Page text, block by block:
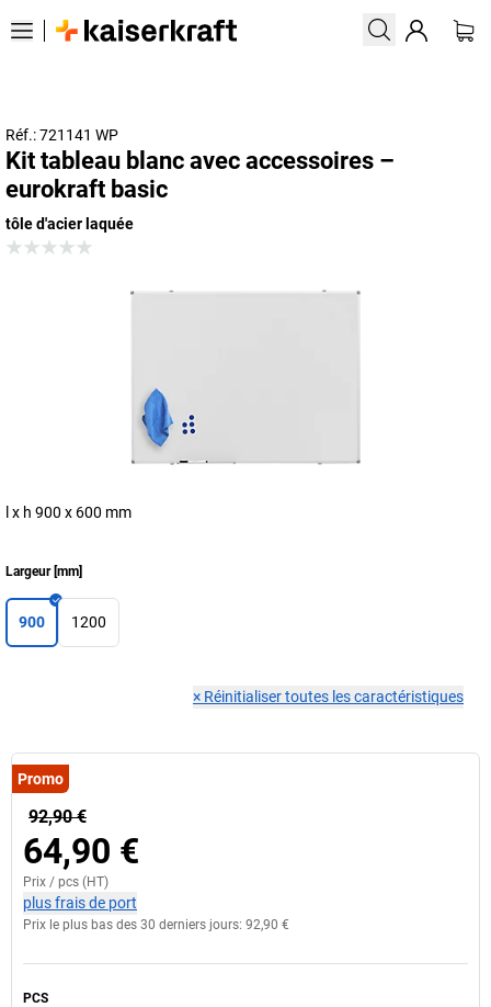
Réf.: 721141 WP
Kit tableau blanc avec accessoires –
eurokraft basic
tôle d'acier laquée
l x h 900 x 600 mm
Largeur[mm]
900 1200
× Réinitialiser toutes les caractéristiques
Promo
92,90 €
64,90 €
Prix / pcs (HT)
plus frais de port
Prix le plus bas des 30 derniers jours: 92,90 €
PCS